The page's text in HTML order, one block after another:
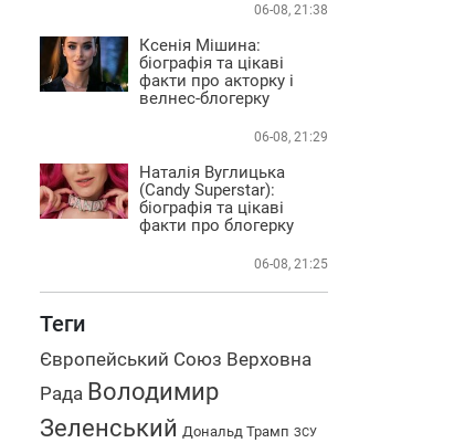
06-08, 21:38
Ксенія Мішина:
біографія та цікаві
факти про акторку і
велнес-блогерку
06-08, 21:29
Наталія Вуглицька
(Candy Superstar):
біографія та цікаві
факти про блогерку
06-08, 21:25
Теги
Європейський Союз Верховна
Рада Володимир
Зеленський Дональд Трамп ЗСУ